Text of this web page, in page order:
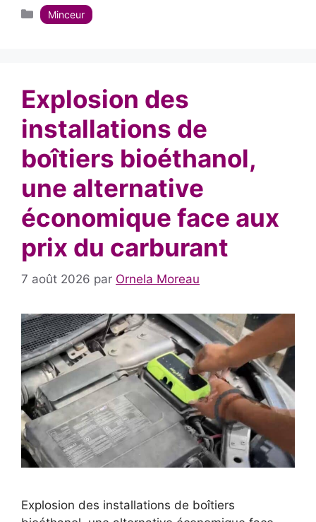
Catégories
Minceur
Explosion des
installations de
boîtiers bioéthanol,
une alternative
économique face aux
prix du carburant
7 août 2026 par Ornela Moreau
Explosion des installations de boîtiers